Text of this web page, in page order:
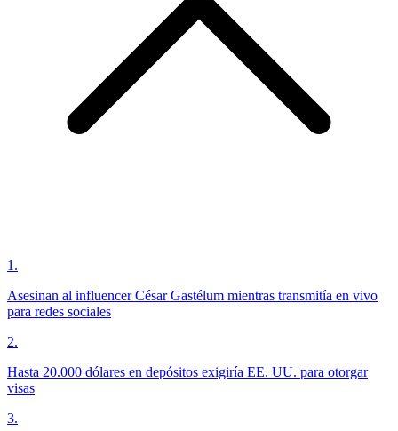
1 .
Asesinan al influencer César Gastélum mientras transmitía en vivo
para redes sociales
2.
Hasta 20.000 dólares en depósitos exigiría EE. UU. para otorgar
visas
3.